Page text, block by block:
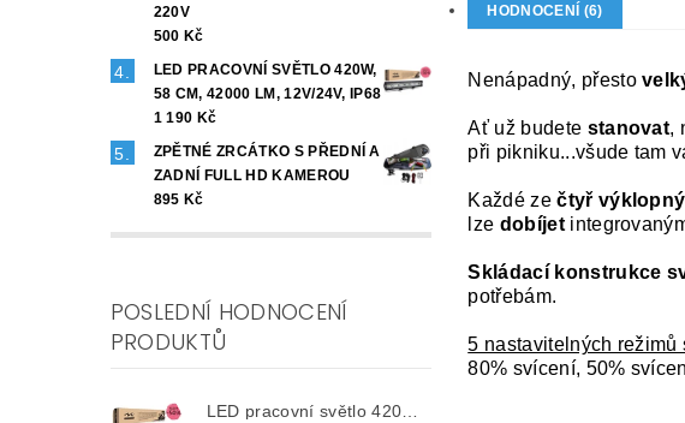
220V
500 Kč
LED PRACOVNÍ SVĚTLO 420W,
58 CM, 42000 LM, 12V/24V, IP68
1 190 Kč
ZPĚTNÉ ZRCÁTKO S PŘEDNÍ A
ZADNÍ FULL HD KAMEROU
895 Kč
POSLEDNÍ HODNOCENÍ
PRODUKTŮ
HODNOCENÍ (6)
Nenápadný, přesto
Ať už budete stanovat,
při pikniku...všude tam
Každé zečtyř
lze dobíjet
Skládací konstrukce
potřebám.
5 nastavitelných režimů
80% svícení, 50%